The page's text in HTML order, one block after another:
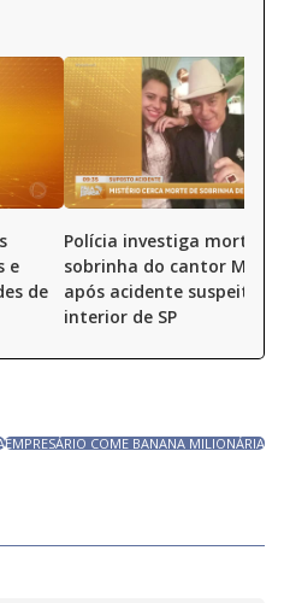
e
de
Polícia investiga morte de
sobrinha do cantor
após acidente suspeito
interior de SP
EMPRESÁRIO COME BANANA MILIONÁRIA